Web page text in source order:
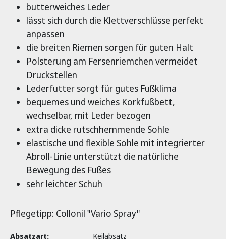
butterweiches Leder
lässt sich durch die Klettverschlüsse perfekt
anpassen
die breiten Riemen sorgen für guten Halt
Polsterung am Fersenriemchen vermeidet
Druckstellen
Lederfutter sorgt für gutes Fußklima
bequemes und weiches Korkfußbett,
wechselbar, mit Leder bezogen
extra dicke rutschhemmende Sohle
elastische und flexible Sohle mit integrierter
Abroll-Linie unterstützt die natürliche
Bewegung des Fußes
sehr leichter Schuh
Pflegetipp: Collonil "Vario Spray"
Absatzart:
Keilabsatz